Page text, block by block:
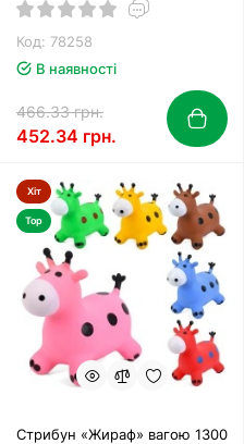
Код: 78258
В наявності
466.33 грн.
452.34 грн.
Хіт
Top
Стрибун «Жираф» вагою 1300